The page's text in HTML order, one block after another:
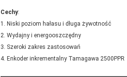
Cechy:
1. Niski poziom hałasu i długa żywotność
2. Wydajny i energooszczędny
3. Szeroki zakres zastosowań
4. Enkoder inkrementalny Tamagawa 2500PPR